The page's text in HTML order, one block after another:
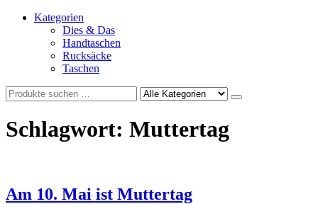
Kategorien
Dies & Das
Handtaschen
Rucksäcke
Taschen
Schlagwort: Muttertag
Am 10. Mai ist Muttertag